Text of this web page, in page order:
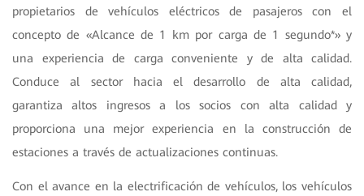
propietarios de vehículos eléctricos de pasajeros con el
concepto de «Alcance de 1 km por carga de 1 segundo*» y
una experiencia de carga conveniente y de alta calidad.
Conduce al sector hacia el desarrollo de alta calidad,
garantiza altos ingresos a los socios con alta calidad y
proporciona una mejor experiencia en la construcción de
estaciones a través de actualizaciones continuas.
Con el avance en la electrificación de vehículos, los vehículos